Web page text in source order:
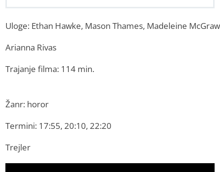
Uloge: Ethan Hawke, Mason Thames, Madeleine
Arianna Rivas
Trajanje filma: 114 min.
Žanr: horor
Termini: 17:55, 20:10, 22:20
Trejler